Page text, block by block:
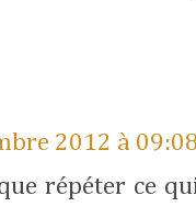
2012 à
répéter ce